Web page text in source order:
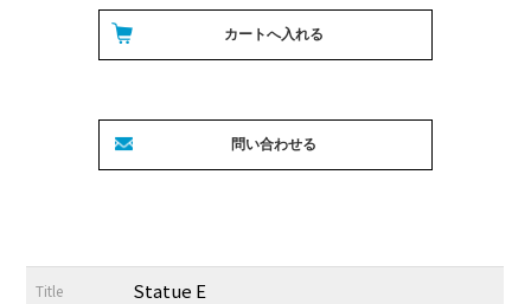
Title Statue E